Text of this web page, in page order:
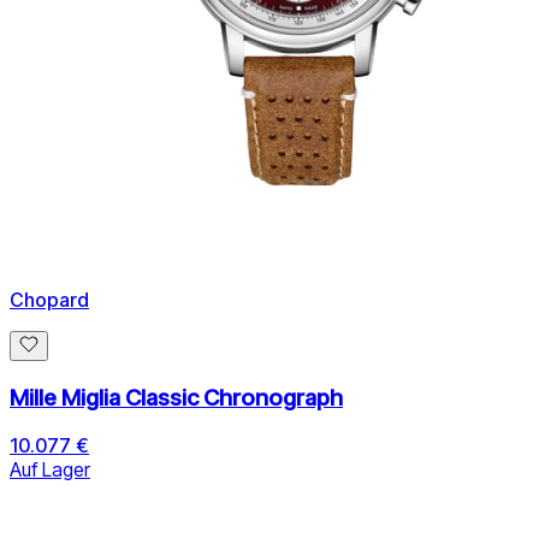
Chopard
Mille Miglia Classic Chronograph
10.077 €
Auf Lager